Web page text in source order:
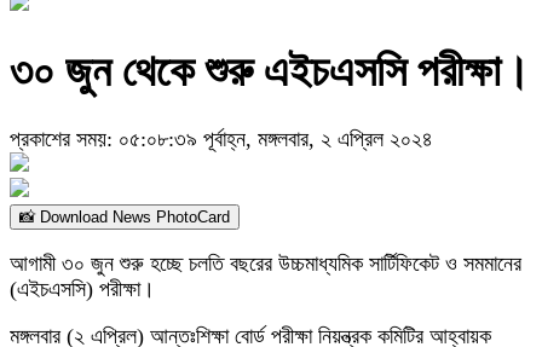
৩০ জুন থেকে শুরু এইচএসসি পরীক্ষা।
প্রকাশের সময়: ০৫:০৮:৩৯ পূর্বাহ্ন, মঙ্গলবার, ২ এপ্রিল ২০২৪
📸 Download News PhotoCard
আগামী ৩০ জুন শুরু হচ্ছে চলতি বছরের উচ্চমাধ্যমিক সার্টিফিকেট ও সমমানের
(এইচএসসি) পরীক্ষা।
মঙ্গলবার (২ এপ্রিল) আন্তঃশিক্ষা বোর্ড পরীক্ষা নিয়ন্ত্রক কমিটির আহ্বায়ক